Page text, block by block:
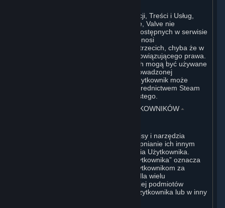
W odniesieniu do wszystkich Subskrypcji, Treści i Usług,
które nie zostały utworzone przez Valve, Valve nie
monitoruje takich treści osób trzecich dostępnych w serwisie
Steam lub z innych źródeł. Valve nie ponosi
odpowiedzialności za takie treści osób trzecich, chyba że w
zakresie przewidzianym przepisami obowiązującego prawa.
Chociaż niektóre aplikacje osób trzecich mogą być używane
przez przedsiębiorstwa na potrzeby prowadzonej
działalności gospodarczej, jednakże Użytkownik może
nabywać takie oprogramowanie za pośrednictwem Steam
wyłącznie do prywatnego użytku osobistego.
6. TREŚCI TWORZONE PRZEZ UŻYTKOWNIKÓW ⏶
Steam zapewnia Użytkownikowi interfejsy i narzędzia
umożliwiające tworzenie treści i udostępnianie ich innym
użytkownikom lub Valve, według uznania Użytkownika.
Określenie „Treści Tworzone Przez Użytkownika” oznacza
wszelkie treści udostępniane innym użytkownikom za
pośrednictwem funkcji serwisu Steam dla wielu
użytkowników bądź na rzecz Valve lub jej podmiotów
powiązanych poprzez Treści i Usługi Użytkownika lub w inny